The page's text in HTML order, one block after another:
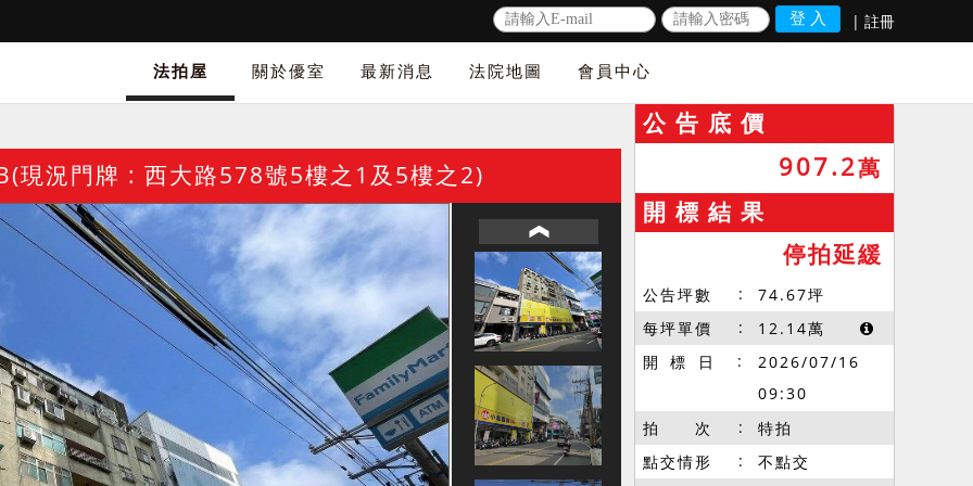
| 註冊
法拍屋 關於優室 最新消息 法院地圖 會員中心
現況門牌 : 西大路578號5樓之1及5樓之2)
公 告 底 價
907.2萬
開 標 結 果
停拍延緩
公告坪數 74.67坪
每坪單價
12.14萬
開 標 日
2026/07/16
09:30
拍 次
特拍
點交情形
不點交